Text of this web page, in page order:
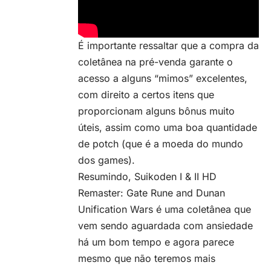
É importante ressaltar que a compra da
coletânea na pré-venda garante o
acesso a alguns “mimos” excelentes,
com direito a certos itens que
proporcionam alguns bônus muito
úteis, assim como uma boa quantidade
de potch (que é a moeda do mundo
dos games).
Resumindo, Suikoden I & II HD
Remaster: Gate Rune and Dunan
Unification Wars é uma coletânea que
vem sendo aguardada com ansiedade
há um bom tempo e agora parece
mesmo que não teremos mais